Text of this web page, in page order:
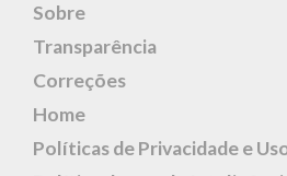
Sobre
Transparência
Correções
Home
Políticas de Privacidade e